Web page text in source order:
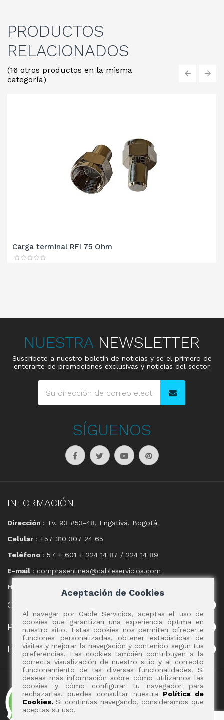
PRODUCTOS
RELACIONADOS
(16 otros productos en la misma
categoría)
Carga terminal RFI 75 Ohm
NUESTRA NEWSLETTER
Suscribete a nuestro boletín de noticias y se el primero de
enterarte de promociones exclusivas y noticias del sector
SÍGUENOS
INFORMACIÓN
Dirección : Tv. 93 #53-48, Engativá, Bogotá
Celular : +57 310 307 24 65
Teléfono : 57 + 601 + 224 14 87 / 224 14 89
E-mail : comprasenlinea@cableservicios.com
Horario
CABLE
POLÍTICAS
EVENTOS
Aceptación de Cookies
Al navegar por Cable Servicios, aceptas el uso de
cookies que garantizan una experiencia óptima en
nuestro sitio. Estas cookies nos permiten ofrecerte
funciones personalizadas, obtener estadísticas de
visitas y mejorar la navegación y contenido según tus
preferencias. Las cookies también contribuyen a la
correcta visualización de nuestro sitio y al correcto
funcionamiento de las diversas funcionalidades. Si
deseas más información sobre cómo utilizamos las
cookies y cómo configurar tu navegador para
rechazarlas, puedes consultar nuestra Política de
Cookies.Si continúas navegando, consideramos que
aceptas su uso.
Copyright 2017 - Cable Servicios S.A.